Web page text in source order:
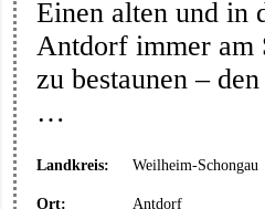
Einen alten und in
Antdorf immer am
zu bestaunen –
…
Landkreis: Weilheim-Schongau
Ort: Antdorf